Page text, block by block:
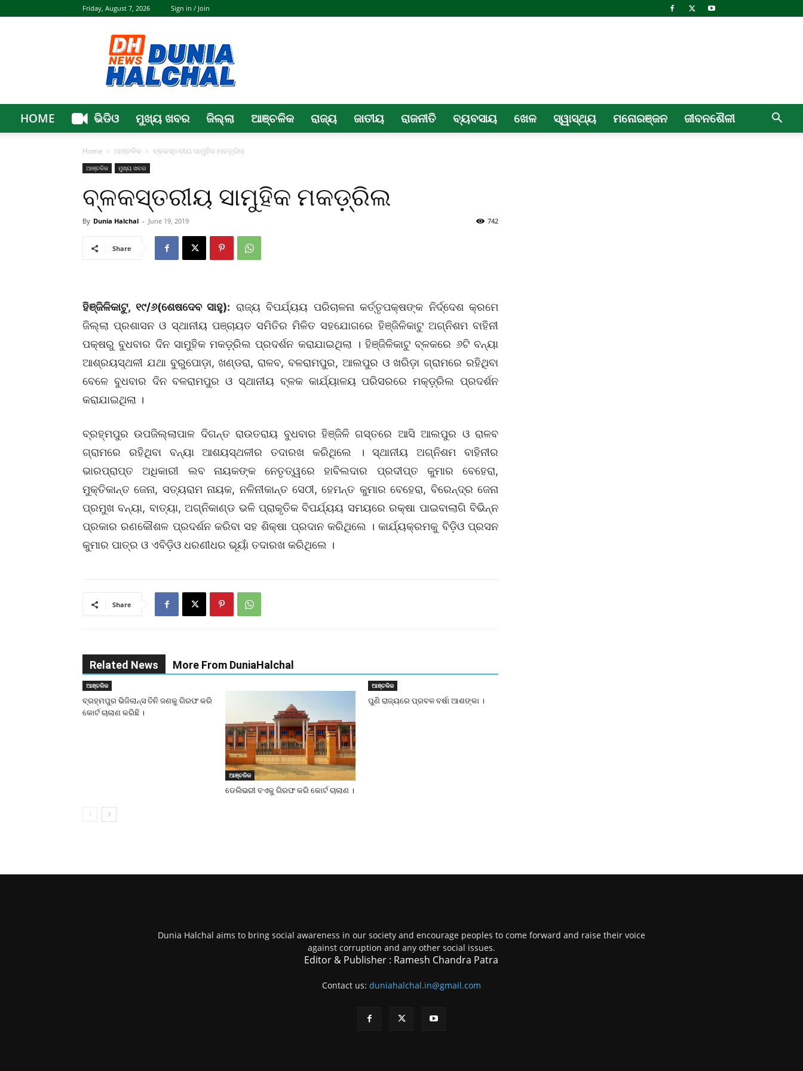
Friday, August 7, 2026 Sign in / Join
Halchal
HOME ଭିଡିଓ ମୁଖ୍ୟ ଖବର ଜିଲ୍ଲା ଆଞ୍ଚଳିକ ରାଜ୍ୟ ଜାତୀୟ ରାଜନୀତି ବ୍ୟବସାୟ ଖେଳ ସ୍ୱାସ୍ଥ୍ୟ ମନୋରଞ୍ଜନ ଜୀବନଶୈଳୀ
Home ଆଞ୍ଚଳିକ ବ୍ଳକସ୍ତରୀୟ ସାମୁହିକ ମକଡ଼୍ରିଲ
ଆଞ୍ଚଳିକ ମୁଖ୍ୟ ଖବର
ବ୍ଳକସ୍ତରୀୟ ସାମୁହିକ ମକଡ଼୍ରିଲ
By Dunia Halchal - June 19, 2019 742
Share
ହିଞ୍ଜିଳିକାଟୁ, ୧୯/୬(ଶେଷଦେବ ସାହୁ): ରାଜ୍ୟ ବିପର୍ଯ୍ୟୟ ପରିଚାଳନା କର୍ତ୍ତୃପକ୍ଷଙ୍କ ନିର୍ଦ୍ଦେଶ କ୍ରମେ
ଜିଲ୍ଲା ପ୍ରଶାସନ ଓ ସ୍ଥାନୀୟ ପଞ୍ଚାୟତ ସମିତିର ମିଳିତ ସହଯୋଗରେ ହିଞ୍ଜିଳିକାଟୁ ଅଗ୍ନିଶମ ବାହିନୀ
ପକ୍ଷରୁ ବୁଧବାର ଦିନ ସାମୁହିକ ମକଡ଼୍ରିଲ ପ୍ରଦର୍ଶନ କରାଯାଇଥିଲା । ହିଞ୍ଜିଳିକାଟୁ ବ୍ଳକରେ ୬ଟି ବନ୍ୟା
ଆଶ୍ରୟସ୍ଥଳୀ ଯଥା ବୁରୁପୋଡ଼ା, ଖଣ୍ଡରା, ରାଳବ, ବଳରାମପୁର, ଆଲପୁର ଓ ଖରିଡ଼ା ଗ୍ରାମରେ ରହିଥିବା
ବେଳେ ବୁଧବାର ଦିନ ବଳରାମପୁର ଓ ସ୍ଥାନୀୟ ବ୍ଳକ କାର୍ଯ୍ୟାଳୟ ପରିସରରେ ମକ୍ଡ଼୍ରିଲ ପ୍ରଦର୍ଶନ
କରାଯାଇଥିଲା ।
ବ୍ରହ୍ମପୁର ଉପଜିଲ୍ଲାପାଳ ଦିଗନ୍ତ ରାଉତରାୟ ବୁଧବାର ହିଞ୍ଜିଳି ଗସ୍ତରେ ଆସି ଆଲପୁର ଓ ରାଳବ
ଗ୍ରାମରେ ରହିଥିବା ବନ୍ୟା ଆଶୟସ୍ଥଳୀର ତଦାରଖ କରିଥିଲେ । ସ୍ଥାନୀୟ ଅଗ୍ନିଶମ ବାହିନୀର
ଭାରପ୍ରାପ୍ତ ଅଧିକାରୀ ଲବ ନାୟକଙ୍କ ନେତୃତ୍ୱରେ ହାବିଲଦାର ପ୍ରଦୀପ୍ତ କୁମାର ବେହେରା,
ମୁକ୍ତିକାନ୍ତ ଜେନା, ସତ୍ୟରାମ ନାୟକ, ନଳିନୀକାନ୍ତ ସେଠୀ, ହେମନ୍ତ କୁମାର ବେହେରା, ବିରେନ୍ଦ୍ର ଜେନା
ପ୍ରମୁଖ ବନ୍ୟା, ବାତ୍ୟା, ଅଗ୍ନିକାଣ୍ଡ ଭଳି ପ୍ରାକୃତିକ ବିପର୍ଯ୍ୟୟ ସମୟରେ ରକ୍ଷା ପାଇବାଲାଗି ବିଭିନ୍ନ
ପ୍ରକାର ରଣକୌଶଳ ପ୍ରଦର୍ଶନ କରିବା ସହ ଶିକ୍ଷା ପ୍ରଦାନ କରିଥିଲେ । କାର୍ଯ୍ୟକ୍ରମକୁ ବିଡ଼ିଓ ପ୍ରସନ
କୁମାର ପାତ୍ର ଓ ଏବିଡ଼ିଓ ଧରଣୀଧର ଭୂୟାଁ ତଦାରଖ କରିଥିଲେ ।
Share
Related News More From DuniaHalchal
ଆଞ୍ଚଳିକ
ବ୍ରହ୍ମପୁର ଭିଜିଲାନ୍ସ ତିନି ଜଣକୁ ଗିରଫ କରି
କୋର୍ଟ ଚାଲାଣ କରିଛି ।
ଆଞ୍ଚଳିକ
ଡେଲିଭରୀ ବଏକୁ ଗିରଫ କରି କୋର୍ଟ ଚାଲାଣ ।
ଆଞ୍ଚଳିକ
ପୁଣି ରାଜ୍ୟରେ ପ୍ରବଳ ବର୍ଷା ଆଶଙ୍କା ।
Dunia Halchal aims to bring social awareness in our society and encourage peoples to come forward and raise their voice
against corruption and any other social issues.
Editor & Publisher : Ramesh Chandra Patra
Contact us: duniahalchal.in@gmail.com